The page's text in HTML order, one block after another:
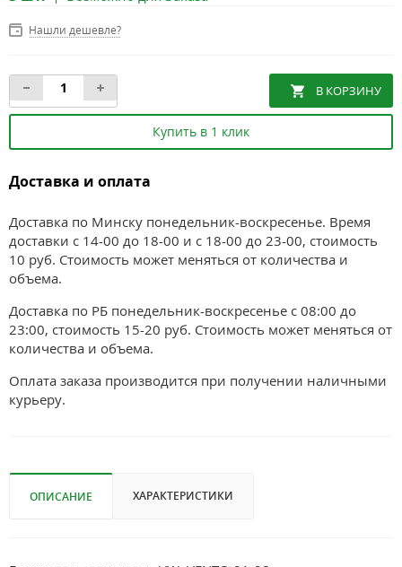
Нашли дешевле?
Купить в 1 клик
Доставка и оплата
Доставка по Минску понедельник-воскресенье. Время
доставки с 14-00 до 18-00 и с 18-00 до 23-00, стоимость
10 руб. Стоимость может меняться от количества и
объема.
Доставка по РБ понедельник-воскресенье с 08:00 до
23:00, стоимость 15-20 руб. Стоимость может меняться от
количества и объема.
Оплата заказа производится при получении наличными
курьеру.
ОПИСАНИЕ ХАРАКТЕРИСТИКИ